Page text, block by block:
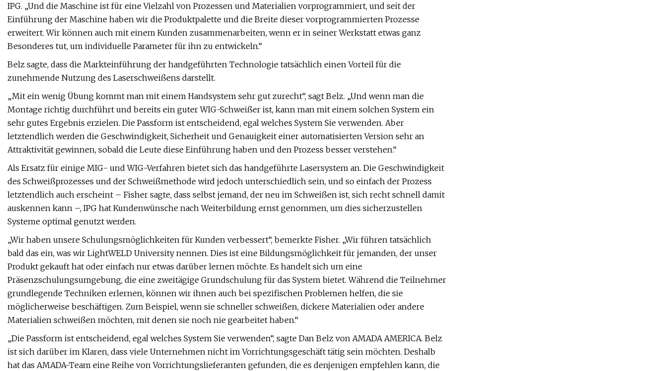
IPG. „Und die Maschine ist für eine Vielzahl von Prozessen und Materialien vorprogrammiert, und seit der
Einführung der Maschine haben wir die Produktpalette und die Breite dieser vorprogrammierten Prozesse
erweitert. Wir können auch mit einem Kunden zusammenarbeiten, wenn er in seiner Werkstatt etwas ganz
Besonderes tut, um individuelle Parameter für ihn zu entwickeln.“
Belz sagte, dass die Markteinführung der handgeführten Technologie tatsächlich einen Vorteil für die
zunehmende Nutzung des Laserschweißens darstellt.
„Mit ein wenig Übung kommt man mit einem Handsystem sehr gut zurecht“, sagt Belz. „Und wenn man die
Montage richtig durchführt und bereits ein guter WIG-Schweißer ist, kann man mit einem solchen System ein
sehr gutes Ergebnis erzielen. Die Passform ist entscheidend, egal welches System Sie verwenden. Aber
letztendlich werden die Geschwindigkeit, Sicherheit und Genauigkeit einer automatisierten Version sehr an
Attraktivität gewinnen, sobald die Leute diese Einführung haben und den Prozess besser verstehen.“
Als Ersatz für einige MIG- und WIG-Verfahren bietet sich das handgeführte Lasersystem an. Die Geschwindigkeit
des Schweißprozesses und der Schweißmethode wird jedoch unterschiedlich sein, und so einfach der Prozess
letztendlich auch erscheint – Fisher sagte, dass selbst jemand, der neu im Schweißen ist, sich recht schnell damit
auskennen kann –, IPG hat Kundenwünsche nach Weiterbildung ernst genommen, um dies sicherzustellen
Systeme optimal genutzt werden.
„Wir haben unsere Schulungsmöglichkeiten für Kunden verbessert“, bemerkte Fisher. „Wir führen tatsächlich
bald das ein, was wir LightWELD University nennen. Dies ist eine Bildungsmöglichkeit für jemanden, der unser
Produkt gekauft hat oder einfach nur etwas darüber lernen möchte. Es handelt sich um eine
Präsenzschulungsumgebung, die eine zweitägige Grundschulung für das System bietet. Während die Teilnehmer
grundlegende Techniken erlernen, können wir ihnen auch bei spezifischen Problemen helfen, die sie
möglicherweise beschäftigen. Zum Beispiel, wenn sie schneller schweißen, dickere Materialien oder andere
Materialien schweißen möchten, mit denen sie noch nie gearbeitet haben.“
„Die Passform ist entscheidend, egal welches System Sie verwenden“, sagte Dan Belz von AMADA AMERICA. Belz
ist sich darüber im Klaren, dass viele Unternehmen nicht im Vorrichtungsgeschäft tätig sein möchten. Deshalb
hat das AMADA-Team eine Reihe von Vorrichtungslieferanten gefunden, die es denjenigen empfehlen kann, die